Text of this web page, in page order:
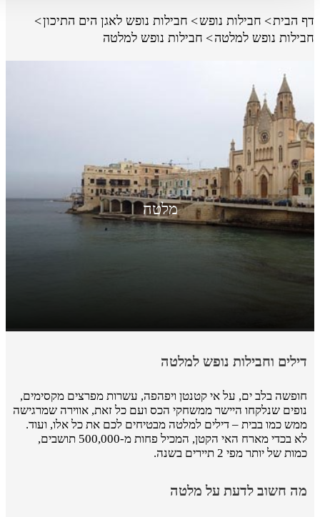
דף הבית חבילות נופש
חבילות נופש לאגן הים התיכון
חבילות נופש למלטה
חבילות נופש למלטה
מלטה
דילים וחבילות נופש למלטה
חופשה בלב ים, על אי קטנטן ויפהפה, עשרות מפרצים מקסימים,
נופים שנלקחו היישר ממשחקי הכס ועם כל זאת, אווירה שמרגישה
ממש כמו בבית – דילים למלטה מבטיחים לכם את כל אלו, ועוד.
לא בכדי מארח האי הקטן, המכיל פחות מ-500,000 תושבים,
כמות של יותר מפי 2 תיירים בשנה.
מה חשוב לדעת על מלטה